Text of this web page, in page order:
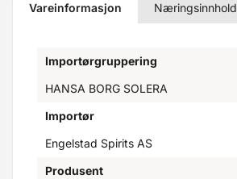
Vareinformasjon Næringsinnhold
Importørgruppering
HANSA BORG SOLERA
Importør
Engelstad Spirits AS
Produsent